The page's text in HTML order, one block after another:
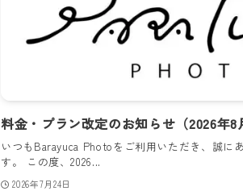
料金・プラン改定のお知らせ（2026年8
いつもBarayuca Photoをご利用いただき、誠に
す。 この度、2026...
2026年7月24日